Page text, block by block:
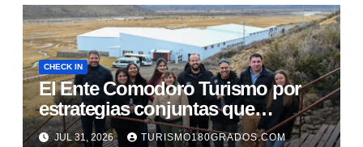
CHECK IN
El Ente Comodoro Turismo por
estrategias conjuntas que
fortalezcan la actividad en la
JUL 31, 2026 TURISMO180GRADOS.COM